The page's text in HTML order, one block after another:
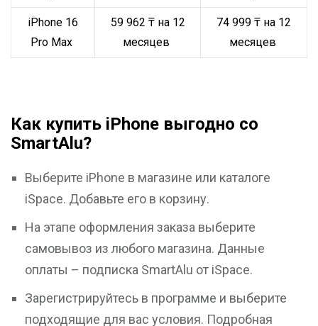
iPhone 16
Pro Max
59 962 ₸ на 12
месяцев
74 999 ₸ на 12
месяцев
Как купить iPhone выгодно со
SmartAlu?
Выберите iPhone в магазине или каталоге
iSpace. Добавьте его в корзину.
На этапе оформления заказа выберите
самовывоз из любого магазина. Данные
оплаты – подписка SmartAlu от iSpace.
Зарегистрируйтесь в программе и выберите
подходящие для вас условия. Подробная